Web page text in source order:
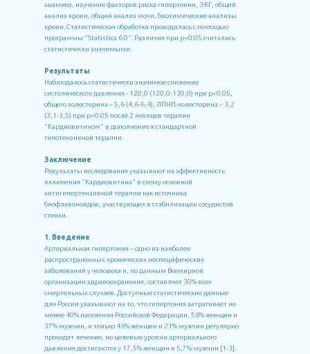
анамнез, изучение факторов риска гипертонии, ЭКГ, общий
анализ крови, общий анализ мочи, биохимические анализы
крови. Статистическая обработка проводилась с помощью
программы “Statistica 6.0”. Различия при p<0.05 считались
статистически значимыми.
Результаты
Наблюдалось статистически значимое снижение
систолического давления - 120,0 (120,0-130,0) при p<0.05,
общего холестерина – 5,6 (4,6-6,4), ЛПНП-холестерина – 3,2
(3,1-3,5) при p<0.05 после 2 месяцев терапии
"Кардиовитином" в дополнение к стандартной
гипотензивной терапии.
Заключение
Результаты исследования указывают на эффективность
включения "Кардиовитина" в схему основной
антигипертензивной терапии как источника
биофлавоноидов, участвующих в стабилизации сосудистой
стенки.
1. Введение
Артериальная гипертония – одно из наиболее
распространенных хронических неспецифических
заболеваний у человека и, по данным Всемирной
организации здравоохранения, составляет 30% всех
смертельных случаев. Доступные статистические данные
для России указывают на то, что гипертония затрагивает не
менее 40% населения Российской Федерации, 58% женщин и
37% мужчин, и только 48% женщин и 21% мужчин регулярно
проходят лечение, но целевые уровни артериального
давления достигаются у 17,5% женщин и 5,7% мужчин [1-3].